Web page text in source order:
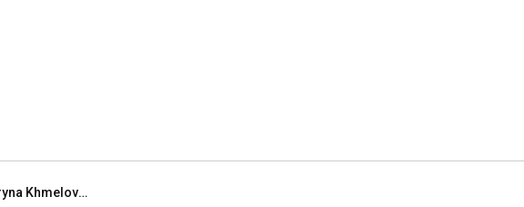
The most famous karmologist of Ukraine | Maryna Khmelovska | Teaser